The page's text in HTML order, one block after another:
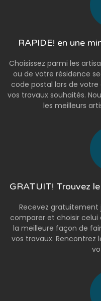
RAPIDE! en une
Choisissez parmi les
ou de votre résidence
code postal lors de
vos travaux souhaités.
les meilleurs
GRATUIT! Trouvez
Recevez gratuitement
comparer et choisir celui
la meilleure façon de
vos travaux. Rencontrez